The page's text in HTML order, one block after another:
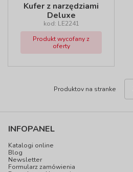
Kufer z narzędziami
Deluxe
kod: LE2241
Produkt wycofany z
oferty
Produktov na stranke
INFOPANEL
Katalogi online
Blog
Newsletter
Formularz zamówienia